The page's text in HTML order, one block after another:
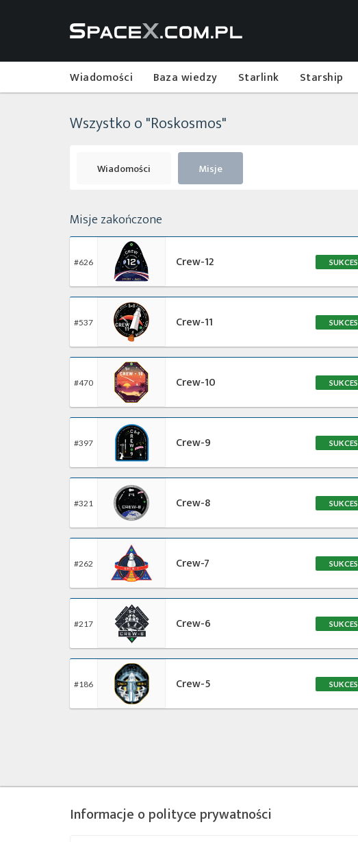
Wiadomości Baza wiedzy Starlink Starship
Wszystko o "Roskosmos"
Wiadomości Misje
Misje zakończone
#626 Crew-12 SUKCES
#537 Crew-11 SUKCES
#470 Crew-10 SUKCES
#397 Crew-9 SUKCES
#321 Crew-8 SUKCES
#262 Crew-7 SUKCES
#217 Crew-6 SUKCES
#186 Crew-5 SUKCES
Informacje o polityce prywatności